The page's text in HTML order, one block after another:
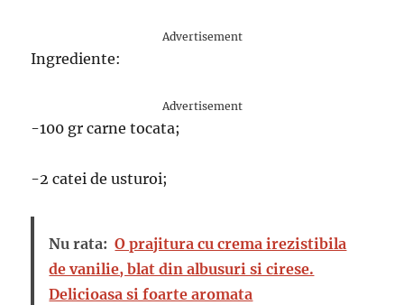
Advertisement
Ingrediente:
Advertisement
-100 gr carne tocata;
-2 catei de usturoi;
Nu rata: O prajitura cu crema irezistibila
de vanilie, blat din albusuri si cirese.
Delicioasa si foarte aromata